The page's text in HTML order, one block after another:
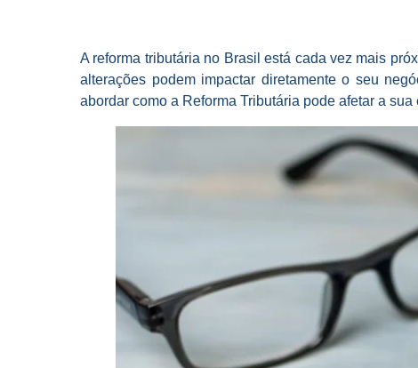
A reforma tributária no Brasil está cada vez mais
alterações podem impactar diretamente o seu
abordar como a Reforma Tributária pode afetar a sua